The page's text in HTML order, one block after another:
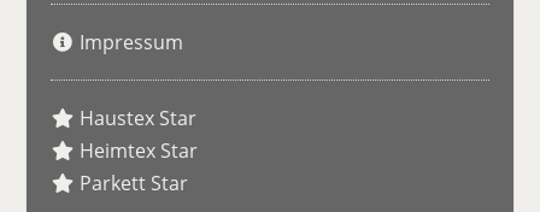
Impressum
Haustex Star
Heimtex Star
Parkett Star